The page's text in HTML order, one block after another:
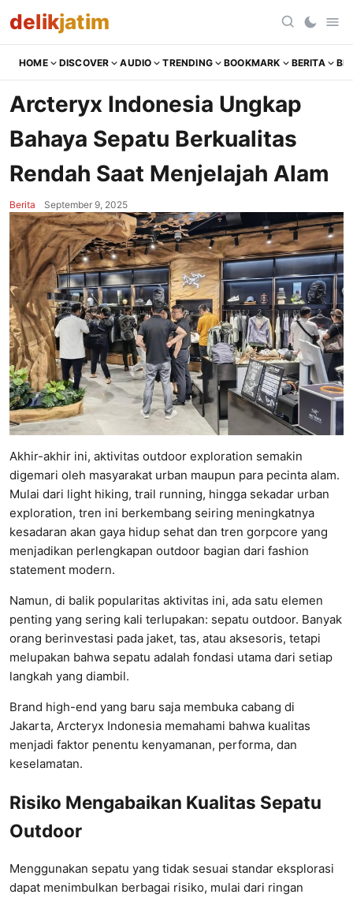
delikjatim
HOME DISCOVER AUDIO TRENDING BOOKMARK BERITA
Arcteryx Indonesia Ungkap
Bahaya Sepatu Berkualitas
Rendah Saat Menjelajah Alam
Berita September 9, 2025
Akhir-akhir ini, aktivitas outdoor exploration semakin
digemari oleh masyarakat urban maupun para pecinta alam.
Mulai dari light hiking, trail running, hingga sekadar urban
exploration, tren ini berkembang seiring meningkatnya
kesadaran akan gaya hidup sehat dan tren gorpcore yang
menjadikan perlengkapan outdoor bagian dari fashion
statement modern.
Namun, di balik popularitas aktivitas ini, ada satu elemen
penting yang sering kali terlupakan: sepatu outdoor. Banyak
orang berinvestasi pada jaket, tas, atau aksesoris, tetapi
melupakan bahwa sepatu adalah fondasi utama dari setiap
langkah yang diambil.
Brand high-end yang baru saja membuka cabang di
Jakarta, Arcteryx Indonesia memahami bahwa kualitas
menjadi faktor penentu kenyamanan, performa, dan
keselamatan.
Risiko Mengabaikan Kualitas Sepatu
Outdoor
Menggunakan sepatu yang tidak sesuai standar eksplorasi
dapat menimbulkan berbagai risiko, mulai dari ringan